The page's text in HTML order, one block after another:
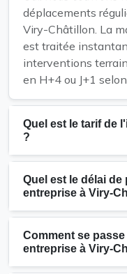
déplacements
Viry-Châtillon. La
est traitée
interventions
en H+4 ou J+1
Quel est le tarif de
?
Quel est le délai
entreprise à Viry-
Comment se
entreprise à Viry-